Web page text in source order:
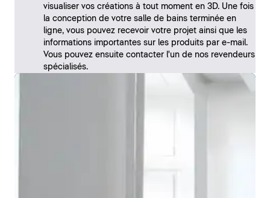
visualiser vos créations à tout moment en 3D. Une fois
la conception de votre salle de bains terminée en
ligne, vous pouvez recevoir votre projet ainsi que les
informations importantes sur les produits par e-mail.
Vous pouvez ensuite contacter l'un de nos revendeurs
spécialisés.